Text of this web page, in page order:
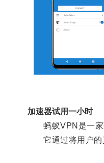
加速器试用一小时
蚂蚁VPN是一家
它通过将用户的